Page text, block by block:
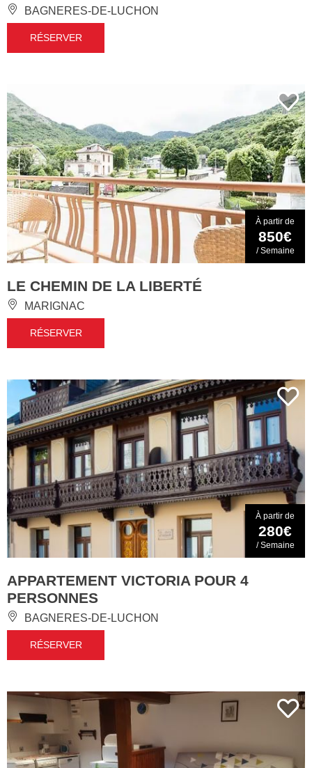
BAGNERES-DE-LUCHON
RÉSERVER
À partir de
850€
/ Semaine
LE CHEMIN DE LA LIBERTÉ
MARIGNAC
RÉSERVER
À partir de
280€
/ Semaine
APPARTEMENT VICTORIA POUR 4
PERSONNES
BAGNERES-DE-LUCHON
RÉSERVER